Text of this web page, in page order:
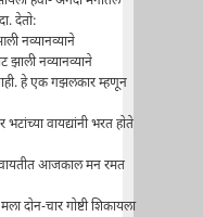
देतो:
नव्यानव्याने
झाली नव्यानव्याने
हे एक गझलकार म्हणून
वायद्यांनी भरत होते
आजकाल मन रमत
दोन-चार गोष्टी शिकायला